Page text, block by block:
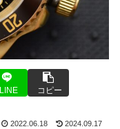
LINE コピー
2022.06.18 2024.09.17